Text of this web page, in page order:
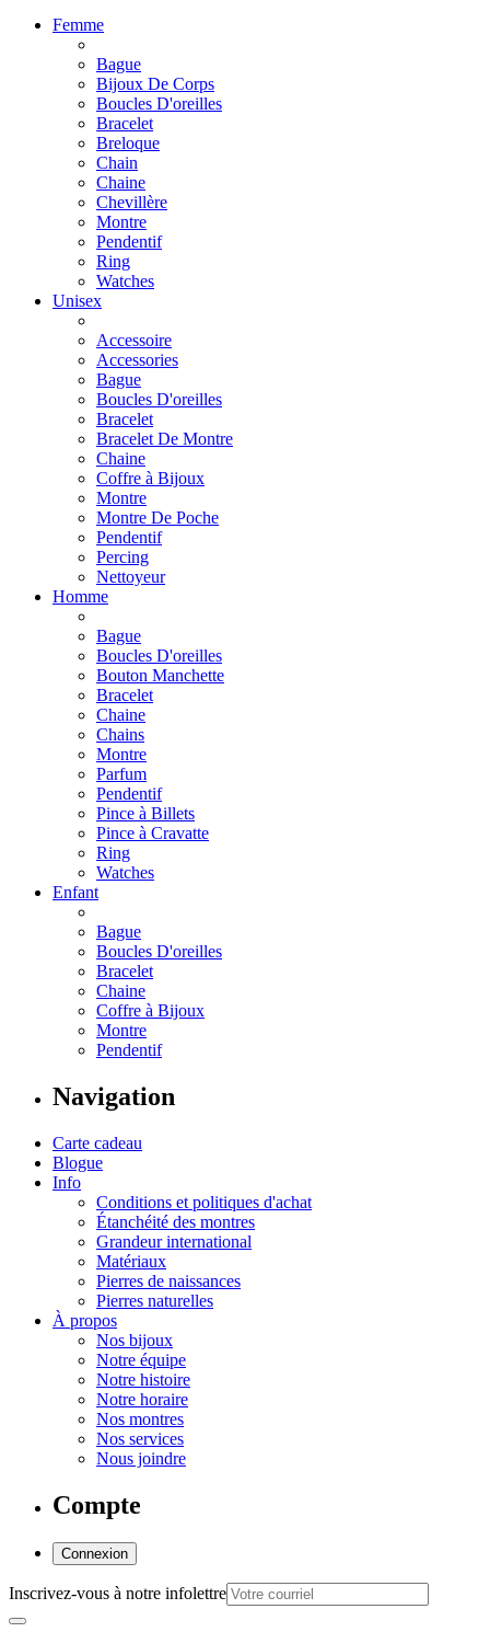
Femme
Bague
Bijoux De Corps
Boucles D'oreilles
Bracelet
Breloque
Chain
Chaine
Chevillère
Montre
Pendentif
Ring
Watches
Unisex
Accessoire
Accessories
Bague
Boucles D'oreilles
Bracelet
Bracelet De Montre
Chaine
Coffre à Bijoux
Montre
Montre De Poche
Pendentif
Percing
Nettoyeur
Homme
Bague
Boucles D'oreilles
Bouton Manchette
Bracelet
Chaine
Chains
Montre
Parfum
Pendentif
Pince à Billets
Pince à Cravatte
Ring
Watches
Enfant
Bague
Boucles D'oreilles
Bracelet
Chaine
Coffre à Bijoux
Montre
Pendentif
Navigation
Carte cadeau
Blogue
Info
Conditions et politiques d'achat
Étanchéité des montres
Grandeur international
Matériaux
Pierres de naissances
Pierres naturelles
À propos
Nos bijoux
Notre équipe
Notre histoire
Notre horaire
Nos montres
Nos services
Nous joindre
Compte
Connexion
Inscrivez-vous à notre infolettre